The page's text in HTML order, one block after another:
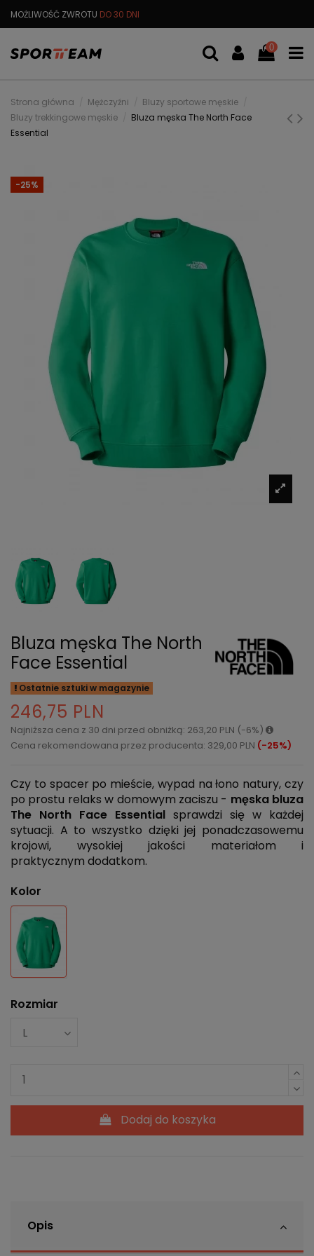
MOŻLIWOŚĆ ZWROTU DO 30 DNI
0
Strona główna Mężczyźni
Bluzy sportowe męskie
Bluzy trekkingowe męskie
Bluza męska The North Face
Essential
-25%
Bluza męska The North
Face Essential
Ostatnie sztuki w magazynie
246,75 PLN
Najniższa cena z 30 dni przed obniżką: 263,20 PLN (-6%)
Cena rekomendowana przez producenta: 329,00 PLN (-25%)
Czy to spacer po mieście, wypad na łono natury, czy
po prostu relaks w domowym zaciszu - męska bluza
The North Face Essential sprawdzi się w każdej
sytuacji. A to wszystko dzięki jej ponadczasowemu
krojowi, wysokiej jakości materiałom i
praktycznym dodatkom.
Kolor
Zielony
Rozmiar
Dodaj do koszyka
Opis